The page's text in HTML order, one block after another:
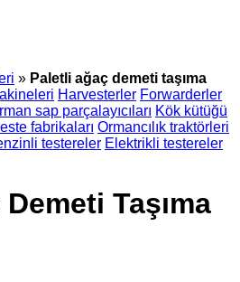
» Paletli ağaç demeti taşıma
Harvesterler Forwarderler
sap parçalayıcıları Kök kütüğü
fabrikaları Ormancılık traktörleri
testereler Elektrikli testereler
Taşıma